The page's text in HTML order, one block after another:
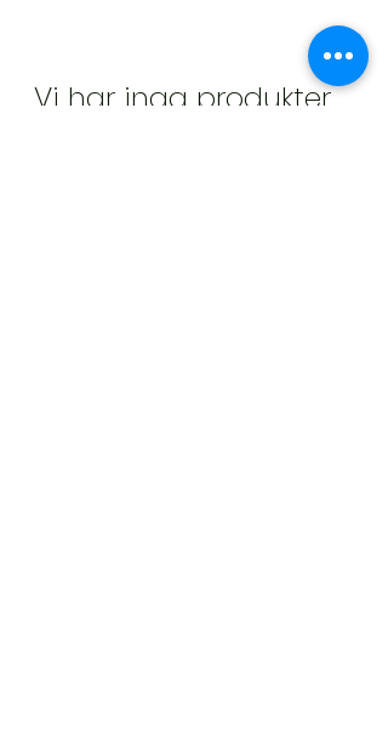
Vi har inga produkter